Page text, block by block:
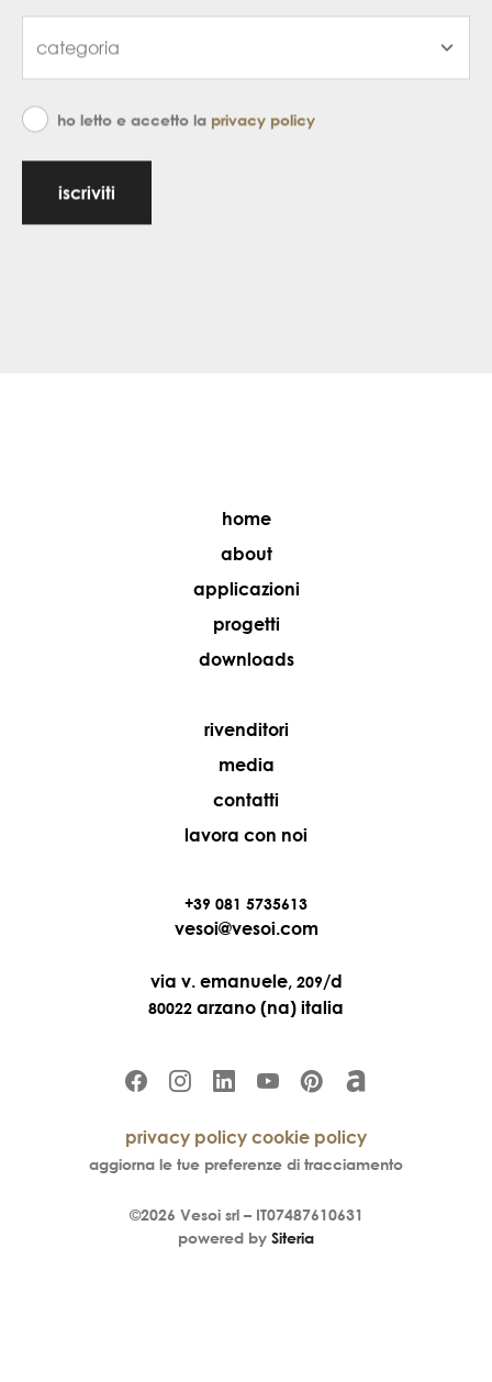
ho letto e accetto la privacy policy
iscriviti
home
about
applicazioni
progetti
downloads
rivenditori
media
contatti
lavora con noi
+39 081 5735613
vesoi@vesoi.com
via v. emanuele, 209/d
80022 arzano (na) italia
privacy policy cookie policy
aggiorna le tue preferenze di tracciamento
©2026 Vesoisrl – IT07487610631
powered by Siteria